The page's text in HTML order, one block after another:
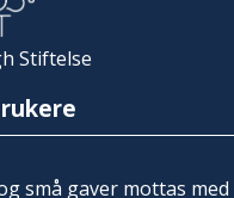
Stiftelse
små gaver mottas med